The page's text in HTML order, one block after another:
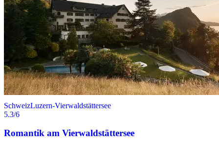
SchweizLuzern-Vierwaldstättersee
5.3/6
Romantik am Vierwaldstättersee